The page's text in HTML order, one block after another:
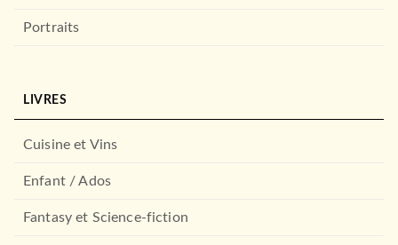
Portraits
LIVRES
Cuisine et Vins
Enfant / Ados
Fantasy et Science-fiction